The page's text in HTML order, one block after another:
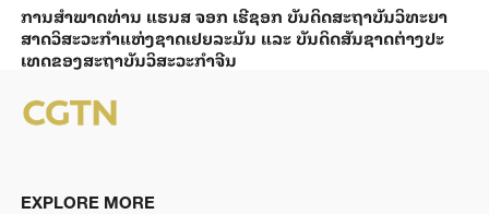
ການ​ສຳ​ພາດ​ທ່ານ ແຮນ​ສ ຈອກ ເຮີ​ຊອກ ​ບັນ​ດິດ​ສະ​ຖາ​ບັນວິ​ທະ​ຍາ​
ສາດວິ​ສະ​ວະ​ກຳ​ແຫ່ງ​ຊາດ​ເຢຍ​ລະ​ມັນ ແລະ ບັນ​ດິດ​ສັນ​ຊາດ​ຕ່າງ​ປະ​
ເທດ​ຂອງສະ​ຖາ​ບັນ​ວິ​ສະ​ວະ​ກຳ​ຈີນ
EXPLORE MORE